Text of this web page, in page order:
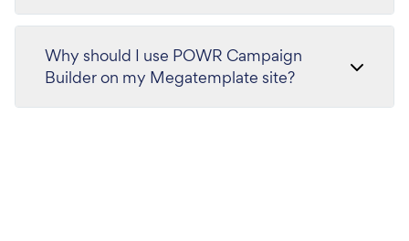
Why should I use POWR Campaign
Builder on my Megatemplate site?